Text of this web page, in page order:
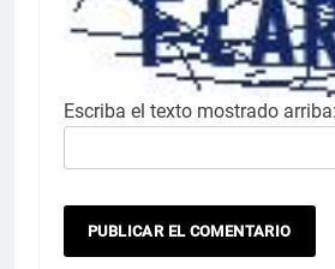
Escriba el texto mostrado arriba: